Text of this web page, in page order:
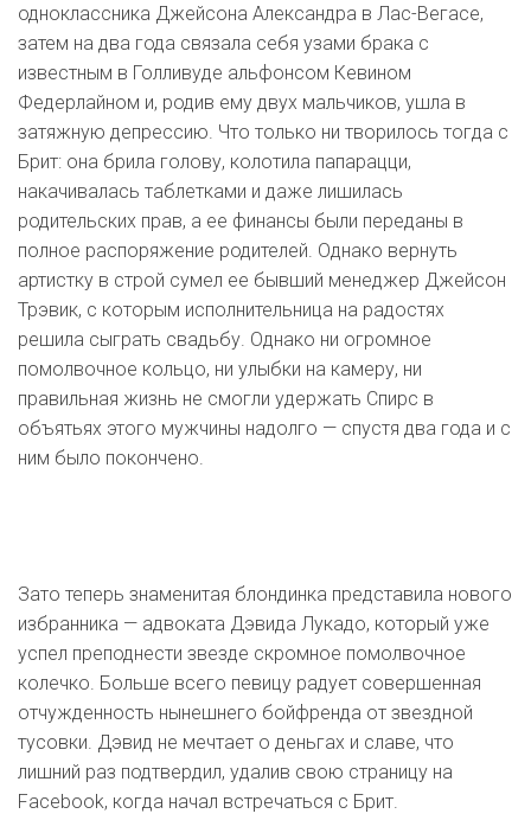
одноклассника Джейсона Александра в Лас-Вегасе,
затем на два года связала себя узами брака с
известным в Голливуде альфонсом Кевином
Федерлайном и, родив ему двух мальчиков, ушла в
затяжную депрессию. Что только ни творилось тогда с
Брит: она брила голову, колотила папарацци,
накачивалась таблетками и даже лишилась
родительских прав, а ее финансы были переданы в
полное распоряжение родителей. Однако вернуть
артистку в строй сумел ее бывший менеджер Джейсон
Трэвик, с которым исполнительница на радостях
решила сыграть свадьбу. Однако ни огромное
помолвочное кольцо, ни улыбки на камеру, ни
правильная жизнь не смогли удержать Спирс в
объятьях этого мужчины надолго — спустя два года и с
ним было покончено.
Зато теперь знаменитая блондинка представила нового
избранника — адвоката Дэвида Лукадо, который уже
успел преподнести звезде скромное помолвочное
колечко. Больше всего певицу радует совершенная
отчужденность нынешнего бойфренда от звездной
тусовки. Дэвид не мечтает о деньгах и славе, что
лишний раз подтвердил, удалив свою страницу на
Facebook, когда начал встречаться с Брит.